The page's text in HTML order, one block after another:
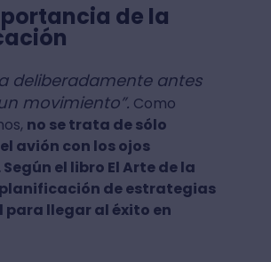
de la
deliberadamente antes
movimiento”. Como
no se trata de sólo
avión con los ojos
el libro El Arte de la
de estrategias
para llegar al éxito en